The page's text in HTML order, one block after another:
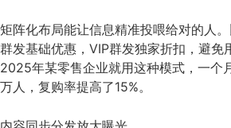
矩阵化布局能让信息精准投喂给对的人
群发基础优惠，VIP群发独家折扣，避免
2025年某零售企业就用这种模式，一个
万人，复购率提高了15%。